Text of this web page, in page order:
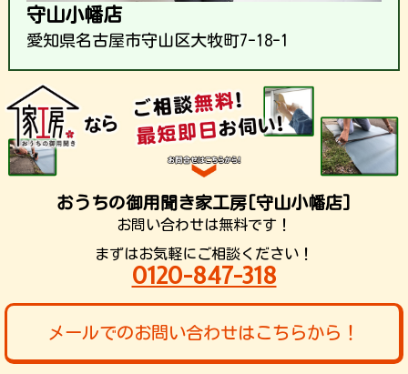
守山小幡店
愛知県名古屋市守山区大牧町7-18-1
おうちの御用聞き家工房[守山小幡店]
お問い合わせは無料です！
まずはお気軽にご相談ください！
0120-847-318
メールでのお問い合わせはこちらから！